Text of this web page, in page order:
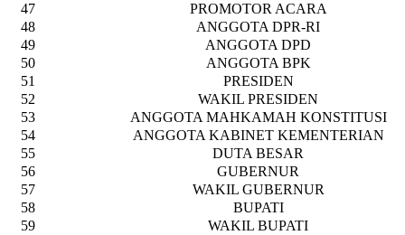
47
PROMOTOR ACARA
48
ANGGOTA DPR-RI
49
ANGGOTA DPD
50
ANGGOTA BPK
51
PRESIDEN
52
WAKIL PRESIDEN
53
ANGGOTA MAHKAMAH KONSTITUSI
54
ANGGOTA KABINET KEMENTERIAN
55
DUTA BESAR
56
GUBERNUR
57
WAKIL GUBERNUR
58
BUPATI
59
WAKIL BUPATI